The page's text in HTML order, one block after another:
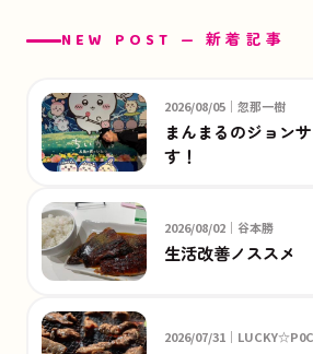
NEW POST — 新着記事
2026/08/05｜忽那一樹
まんまるのジョン
す！
2026/08/02｜谷本勝
生活改善ノススメ
2026/07/31｜